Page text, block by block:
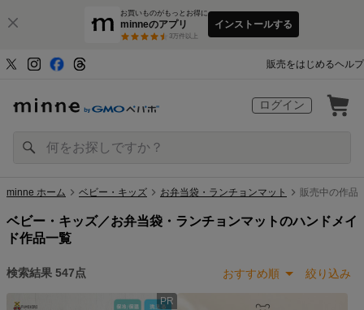
お買いものがもっとお得に
minneのアプリ
3万件以上
インストールする
販売をはじめるヘルプ
ログイン
minne ホーム ベビー・キッズ お弁当袋・ランチョンマット 販売中の作品
ベビー・キッズ／お弁当袋・ランチョンマットのハンドメイ
ド作品一覧
おすすめ順 絞り込み
検索結果 547点
PR